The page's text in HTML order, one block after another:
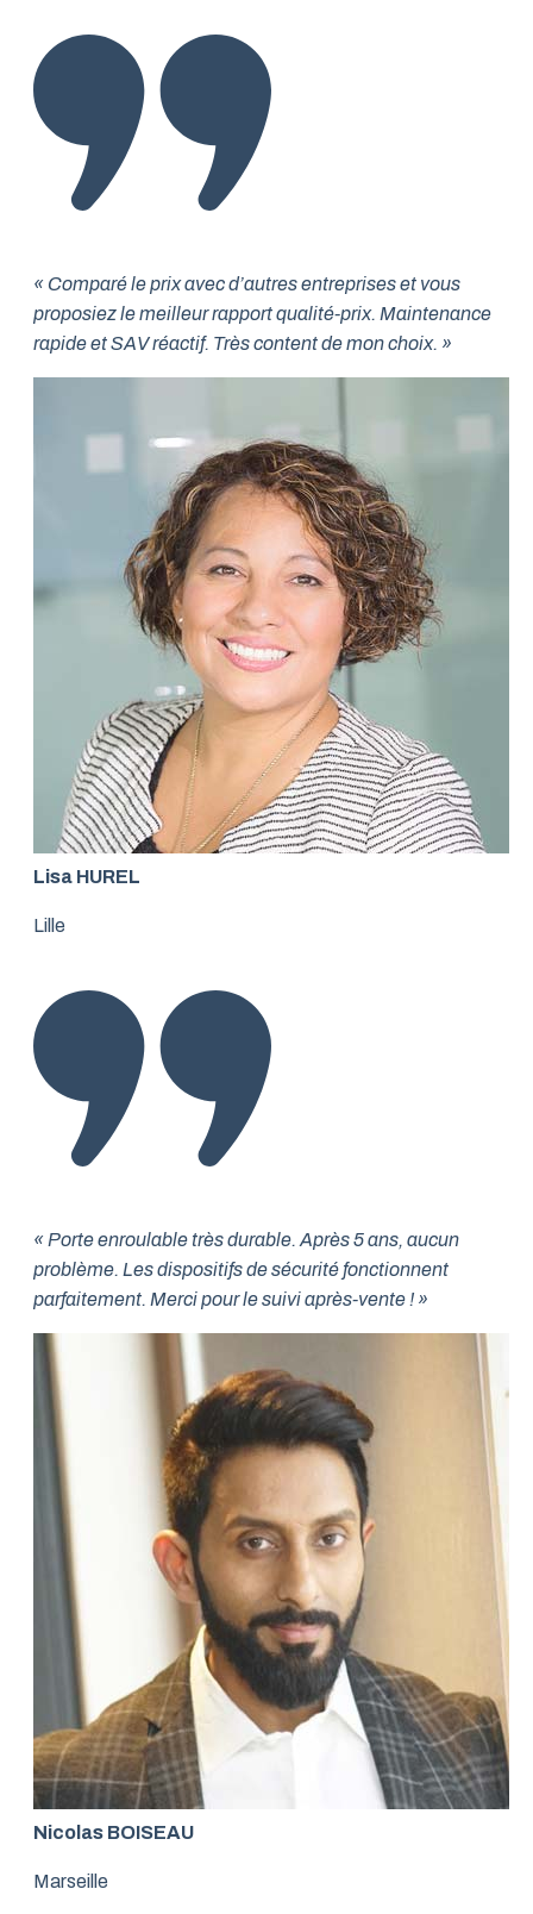
« Comparé le prix avec d’autres entreprises et vous
proposiez le meilleur rapport qualité-prix. Maintenance
rapide et SAV réactif. Très content de mon choix. »
Lisa HUREL
Lille
« Porte enroulable très durable. Après 5 ans, aucun
problème. Les dispositifs de sécurité fonctionnent
parfaitement. Merci pour le suivi après-vente ! »
Nicolas BOISEAU
Marseille